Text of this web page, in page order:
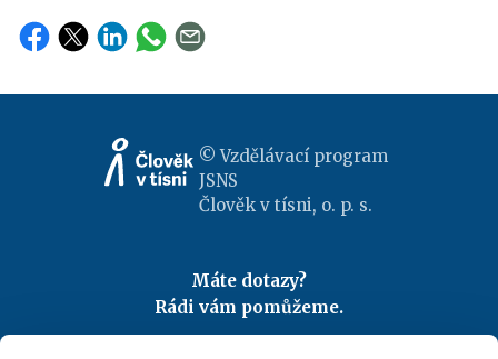
© Vzdělávací program
JSNS
Člověk v tísni, o. p. s.
Máte dotazy?
Rádi vám pomůžeme.